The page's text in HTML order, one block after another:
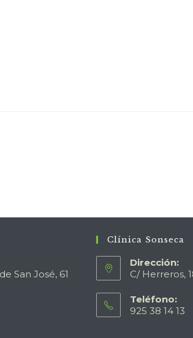
San José, 61
Clínica Sonseca
Dirección:
C/ Herreros,
Teléfono:
925 38 14 13